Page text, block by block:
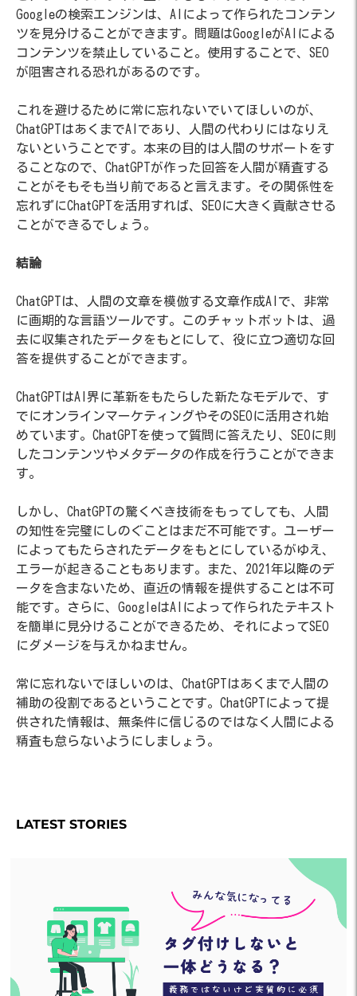
Googleの検索エンジンは、AIによって作られたコンテン
ツを見分けることができます。問題はGoogleがAIによる
コンテンツを禁止していること。使用することで、SEO
が阻害される恐れがあるのです。
これを避けるために常に忘れないでいてほしいのが、
ChatGPTはあくまでAIであり、人間の代わりにはなりえ
ないということです。本来の目的は人間のサポートをす
ることなので、ChatGPTが作った回答を人間が精査する
ことがそもそも当り前であると言えます。その関係性を
忘れずにChatGPTを活用すれば、SEOに大きく貢献させる
ことができるでしょう。
結論
ChatGPTは、人間の文章を模倣する文章作成AIで、非常
に画期的な言語ツールです。このチャットボットは、過
去に収集されたデータをもとにして、役に立つ適切な回
答を提供することができます。
ChatGPTはAI界に革新をもたらした新たなモデルで、す
でにオンラインマーケティングやそのSEOに活用され始
めています。ChatGPTを使って質問に答えたり、SEOに則
したコンテンツやメタデータの作成を行うことができま
す。
しかし、ChatGPTの驚くべき技術をもってしても、人間
の知性を完璧にしのぐことはまだ不可能です。ユーザー
によってもたらされたデータをもとにしているがゆえ、
エラーが起きることもあります。また、2021年以降のデ
ータを含まないため、直近の情報を提供することは不可
能です。さらに、GoogleはAIによって作られたテキスト
を簡単に見分けることができるため、それによってSEO
にダメージを与えかねません。
常に忘れないでほしいのは、ChatGPTはあくまで人間の
補助の役割であるということです。ChatGPTによって提
供された情報は、無条件に信じるのではなく人間による
精査も怠らないようにしましょう。
LATEST STORIES